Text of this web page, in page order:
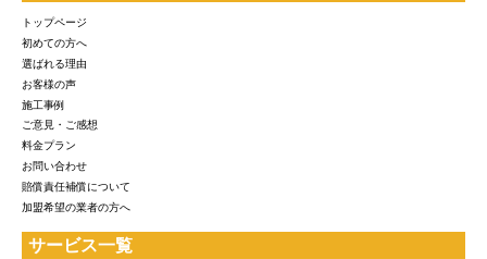
トップページ
初めての方へ
選ばれる理由
お客様の声
施工事例
ご意見・ご感想
料金プラン
お問い合わせ
賠償責任補償について
加盟希望の業者の方へ
サービス一覧